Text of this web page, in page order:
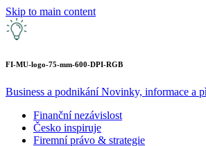
Skip to main content
FI-MU-logo-75-mm-600-DPI-RGB
Business a podnikáníNovinky, informace a
Finanční nezávislost
Česko inspiruje
Firemní právo & strategie